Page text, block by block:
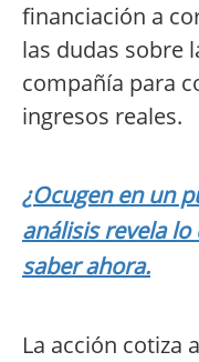
financiación a
las dudas sobre
compañía para
ingresos reales.
¿Ocugen en un
análisis revela
saber ahora.
La acción cotiza